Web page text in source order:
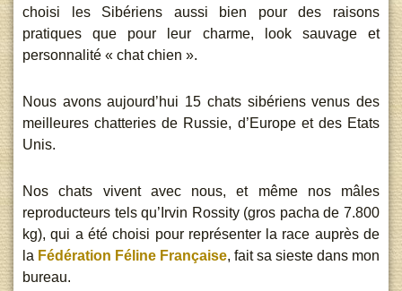
choisi les Sibériens aussi bien pour des raisons
pratiques que pour leur charme, look sauvage et
personnalité « chat chien ».
Nous avons aujourd’hui 15 chats sibériens venus des
meilleures chatteries de Russie, d’Europe et des Etats
Unis.
Nos chats vivent avec nous, et même nos mâles
reproducteurs tels qu’Irvin Rossity (gros pacha de 7.800
kg), qui a été choisi pour représenter la race auprès de
la Fédération Féline Française, fait sa sieste dans mon
bureau.